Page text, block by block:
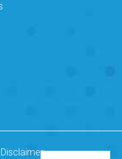
Disclaimer